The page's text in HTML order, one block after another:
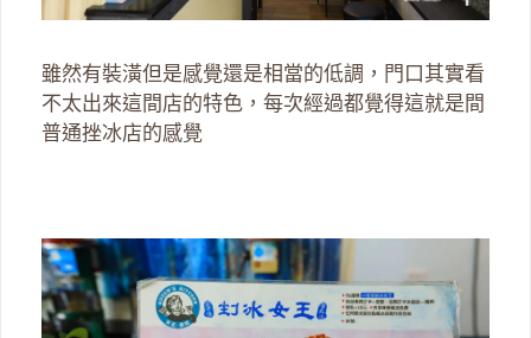
雖然有裝潢但是感覺還是相當的低調，門口其實看
不太出來這間店的特色，每次經過都覺得這就是間
普通挫冰店的感覺